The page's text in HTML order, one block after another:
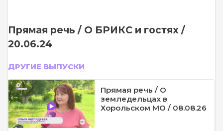
Прямая речь / О БРИКС и гостях /
20.06.24
ДРУГИЕ ВЫПУСКИ
Прямая речь / О
земледельцах в
Хорольском МО / 08.08.26